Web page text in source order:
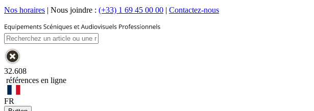
Nos horaires | Nous joindre : (+33) 1 69 45 00 00 | Contactez-nous
32.608
références en ligne
FR